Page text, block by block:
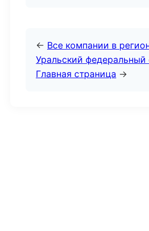
← Все компании в
Уральский федеральный
Главная страница →